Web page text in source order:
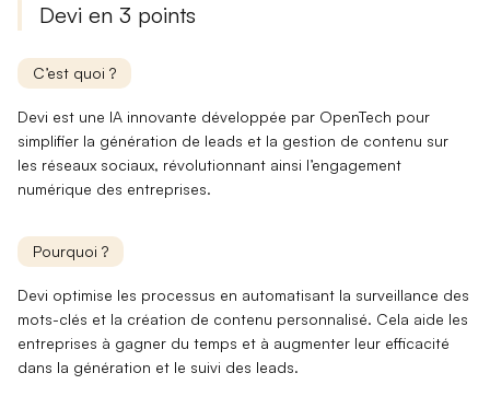
Devi en 3 points
C’est quoi ?
Devi est une IA innovante développée par OpenTech pour
simplifier la génération de leads et la gestion de contenu sur
les réseaux sociaux, révolutionnant ainsi l’engagement
numérique des entreprises.
Pourquoi ?
Devi optimise les processus en automatisant la surveillance des
mots-clés et la création de contenu personnalisé. Cela aide les
entreprises à gagner du temps et à augmenter leur efficacité
dans la génération et le suivi des leads.